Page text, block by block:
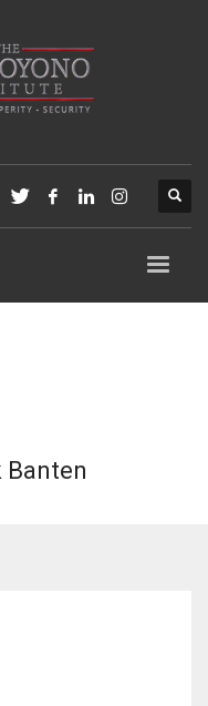
Banten